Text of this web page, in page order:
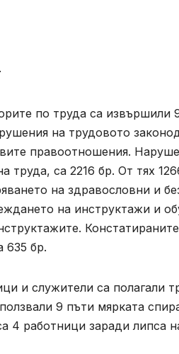
по труда са извършили
на трудовото
правоотношения.
труда, са 2216 бр. От тях
на здравословни и
на инструктажи и
635 бр.
и служители са полагали
9 пъти мярката
4 работници заради липса